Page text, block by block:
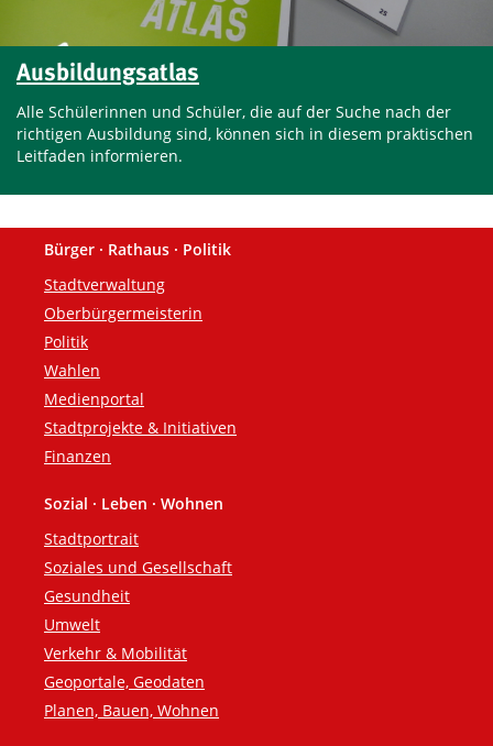
Ausbildungsatlas
Alle Schülerinnen und Schüler, die auf der Suche nach der
richtigen Ausbildung sind, können sich in diesem praktischen
Leitfaden informieren.
Fußzeile
Bürger · Rathaus · Politik
Stadtverwaltung
Oberbürgermeisterin
Politik
Wahlen
Medienportal
Stadtprojekte & Initiativen
Finanzen
Sozial · Leben · Wohnen
Stadtportrait
Soziales und Gesellschaft
Gesundheit
Umwelt
Verkehr & Mobilität
Geoportale, Geodaten
Planen, Bauen, Wohnen